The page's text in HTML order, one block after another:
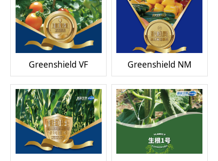
Greenshield VF Greenshield NM